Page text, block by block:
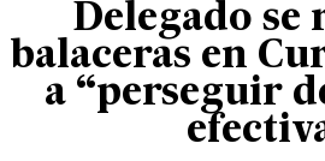
Delegado se
balaceras en
a “perseguir